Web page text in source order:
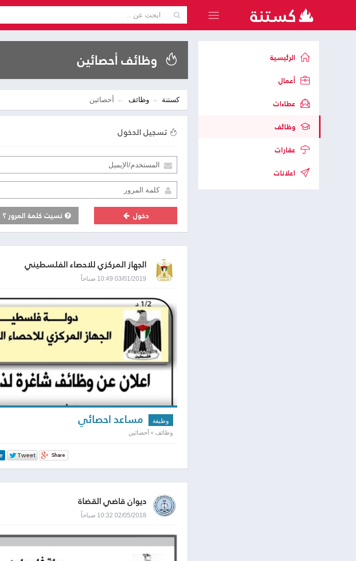
الرئيسية
أعمال
عطاءات
وظائف
عقارات
اعلانات
وظائف أحصائين
كستنة وظائف أحصائين
تسجيل الدخول
دخول نسيت كلمة المرور ؟
الجهاز المركزي للاحصاء الفلسطيني
03/01/2019 10:49 صباحاً
وظيفة مساعد احصائي
وظائف » أحصائين
ديوان قاضي القضاة
02/05/2018 10:32 صباحاً